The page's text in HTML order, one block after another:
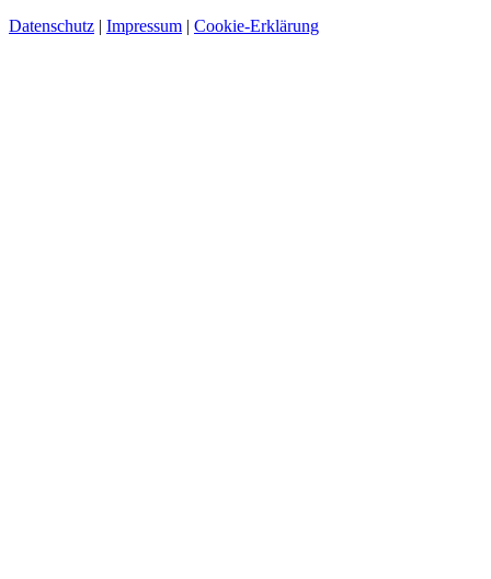
Datenschutz | Impressum | Cookie-Erklärung